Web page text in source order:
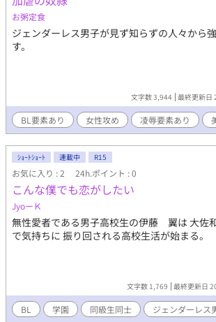
お粥定食
ジェンダーレス男子が見ず知らずの人々から
す。
文字数 3,944 最終更新日
BL要素あり 女性攻め 凌辱要素あり
ｼｮｰﾄｼｮｰﾄ 連載中 R15
お気に入り : 2 24h.ポイント : 0
こんな僕でも恋がしたい
JyoーＫ
無性愛者である男子高校生の伊藤 翼は 大佐
で気持ちに 振り回される高校生活が始まる。
文字数 1,769 最終更新日
BL 学園 同級生同士 ジェンダーレス